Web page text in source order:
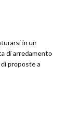
in un
di arredamento
proposte a